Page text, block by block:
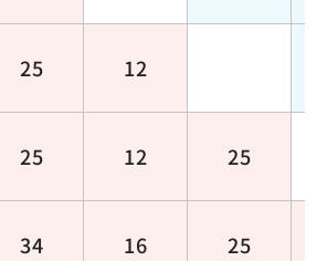
25 12
25 12 25
34 16 25